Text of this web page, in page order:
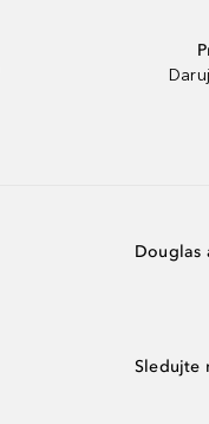
Douglas
Sledujte